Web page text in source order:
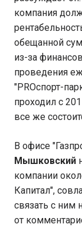
компания
обещанной
из-за
проведения
"PROспорт-
проходил с
все же
В офисе
Мышковский
компании
Капитал",
связать с ним
от